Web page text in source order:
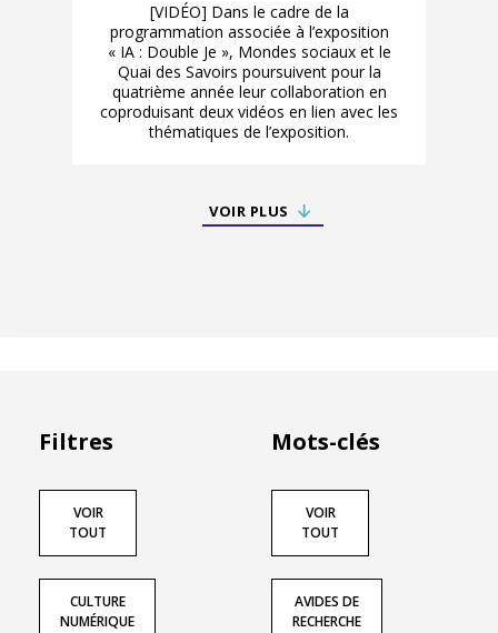
[VIDÉO] Dans le cadre de la
programmation associée à l’exposition
« IA : Double Je », Mondes sociaux et le
Quai des Savoirs poursuivent pour la
quatrième année leur collaboration en
coproduisant deux vidéos en lien avec les
thématiques de l’exposition.
VOIR PLUS
Filtres
VOIR
TOUT
CULTURE
NUMÉRIQUE
Mots-clés
VOIR
TOUT
AVIDES DE
RECHERCHE